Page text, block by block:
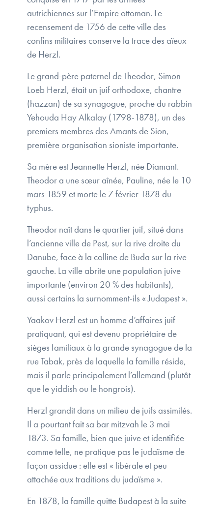
autrichiennes sur l’Empire ottoman. Le
recensement de 1756 de cette ville des
confins militaires conserve la trace des aïeux
de Herzl.
Le grand-père paternel de Theodor, Simon
Loeb Herzl, était un juif orthodoxe, chantre
(hazzan) de sa synagogue, proche du rabbin
Yehouda Hay Alkalay (1798-1878), un des
premiers membres des Amants de Sion,
première organisation sioniste importante.
Sa mère est Jeannette Herzl, née Diamant.
Theodor a une sœur aînée, Pauline, née le 10
mars 1859 et morte le 7 février 1878 du
typhus.
Theodor naît dans le quartier juif, situé dans
l’ancienne ville de Pest, sur la rive droite du
Danube, face à la colline de Buda sur la rive
gauche. La ville abrite une population juive
importante (environ 20 % des habitants),
aussi certains la surnomment-ils « Judapest ».
Yaakov Herzl est un homme d’affaires juif
pratiquant, qui est devenu propriétaire de
sièges familiaux à la grande synagogue de la
rue Tabak, près de laquelle la famille réside,
mais il parle principalement l’allemand (plutôt
que le yiddish ou le hongrois).
Herzl grandit dans un milieu de juifs assimilés.
Il a pourtant fait sa bar mitzvah le 3 mai
1873. Sa famille, bien que juive et identifiée
comme telle, ne pratique pas le judaïsme de
façon assidue : elle est « libérale et peu
attachée aux traditions du judaïsme ».
En 1878, la famille quitte Budapest à la suite